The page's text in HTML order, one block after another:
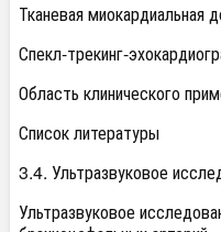
Тканевая миокардиальная
Спекл-трекинг-
Область клинического
Список литературы
3.4. Ультразвуковое
Ультразвуковое